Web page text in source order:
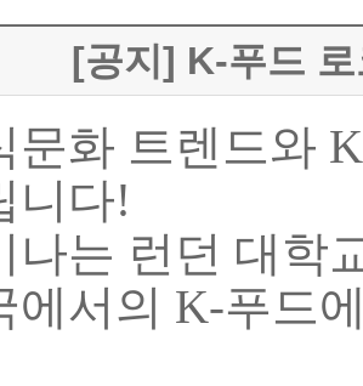
[공지] K-푸드
문화 트렌드와
니다!
나는 런던 대학
에서의 K-푸드